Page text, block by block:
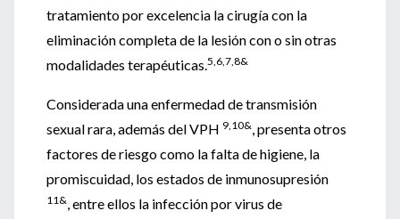
tratamiento por excelencia la cirugía con la
eliminación completa de la lesión con o sin otras
modalidades terapéuticas.5,6,7,8&
Considerada una enfermedad de transmisión
sexual rara, además del VPH 9,10&, presenta otros
factores de riesgo como la falta de higiene, la
promiscuidad, los estados de inmunosupresión
11&, entre ellos la infección por virus de